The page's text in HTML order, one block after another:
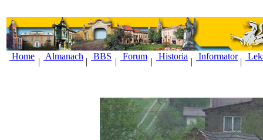
Home
|
Almanach
|
BBS
|
Forum
|
Historia
|
Informator
|